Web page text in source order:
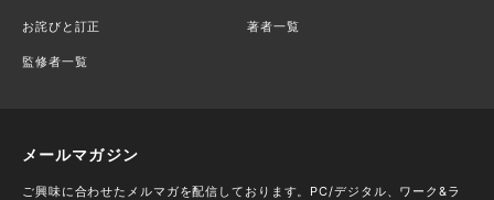
お詫びと訂正 著者一覧
監修者一覧
メールマガジン
ご興味に合わせたメルマガを配信しております。PC/デジタル、ワーク&ラ